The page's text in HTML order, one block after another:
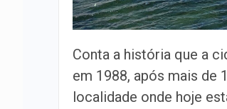
Conta a história que a
em 1988, após mais de
localidade onde hoje